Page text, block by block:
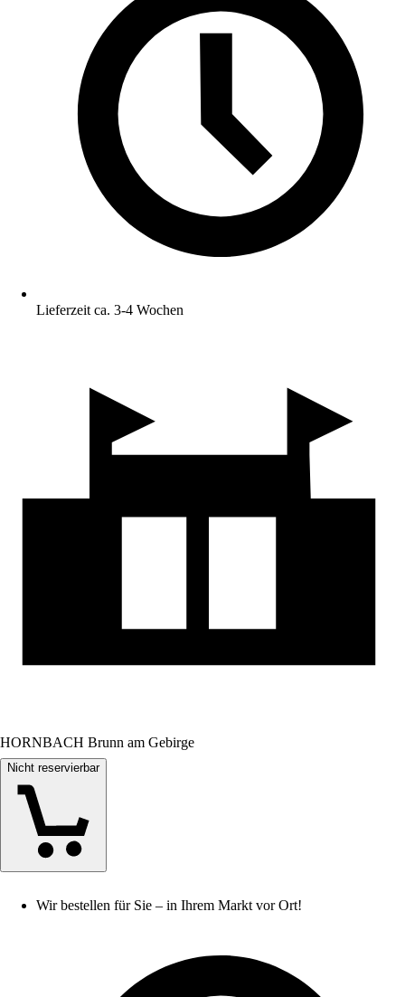
Lieferzeit ca. 3-4 Wochen
HORNBACH Brunn am Gebirge
Nicht reservierbar
Wir bestellen für Sie – in Ihrem Markt vor Ort!